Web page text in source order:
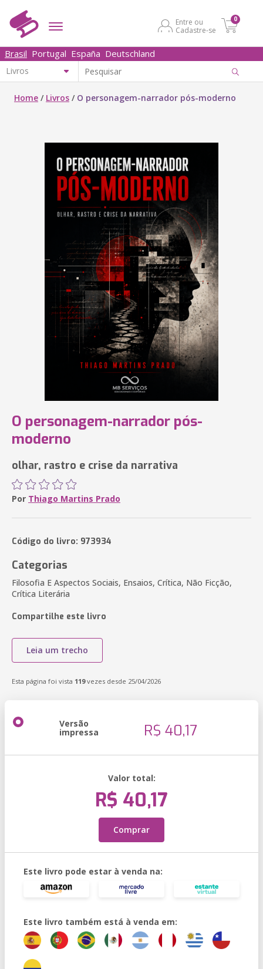
Entre ou
Cadastre-se
0
Brasil Portugal España Deutschland
Home / Livros / O personagem-narrador pós-moderno
O personagem-narrador pós-
moderno
olhar, rastro e crise da narrativa
Por Thiago Martins Prado
Código do livro: 973934
Categorias
Filosofia E Aspectos Sociais, Ensaios, Crítica, Não Ficção,
Crítica Literária
Compartilhe este livro
Leia um trecho
Esta página foi vista 119vezes desde 25/04/2026
Versão
impressa R$ 40,17
Valor total:
R$ 40,17
Comprar
Este livro pode estar à venda na:
Este livro também está à venda em: